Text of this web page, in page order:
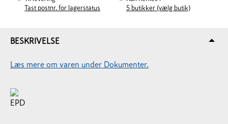
Tast postnr. for lagerstatus
5 butikker (vælg butik)
BESKRIVELSE
Læs mere om varen under Dokumenter.